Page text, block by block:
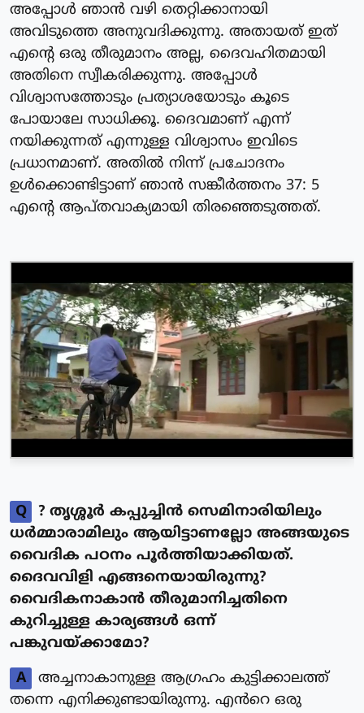
അപ്പോൾ ഞാൻ വഴി തെറ്റിക്കാനായി
അവിടുത്തെ അനുവദിക്കുന്നു. അതായത് ഇത്
എന്റെ ഒരു തീരുമാനം അല്ല, ദൈവഹിതമായി
അതിനെ സ്വീകരിക്കുന്നു. അപ്പോൾ
വിശ്വാസത്തോടും പ്രത്യാശയോടും കൂടെ
പോയാലേ സാധിക്കൂ. ദൈവമാണ് എന്ന്
നയിക്കുന്നത് എന്നുള്ള വിശ്വാസം ഇവിടെ
പ്രധാനമാണ്. അതിൽ നിന്ന് പ്രചോദനം
ഉൾക്കൊണ്ടിട്ടാണ് ഞാൻ സങ്കീർത്തനം 37: 5
എന്റെ ആപ്തവാക്യമായി തിരഞ്ഞെടുത്തത്.
Q
? തൃശ്ശൂർ കപ്പുച്ചിൻ സെമിനാരിയിലും
ധർമ്മാരാമിലും ആയിട്ടാണല്ലോ അങ്ങയുടെ
വൈദിക പഠനം പൂർത്തിയാക്കിയത്.
ദൈവവിളി എങ്ങനെയായിരുന്നു?
വൈദികനാകാൻ തീരുമാനിച്ചതിനെ
കുറിച്ചുള്ള കാര്യങ്ങൾ ഒന്ന്
പങ്കുവയ്ക്കാമോ?
A
അച്ചനാകാനുള്ള ആഗ്രഹം കുട്ടിക്കാലത്ത്
തന്നെ എനിക്കുണ്ടായിരുന്നു. എൻറെ ഒരു